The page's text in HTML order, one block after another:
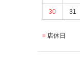
30 31
店休日